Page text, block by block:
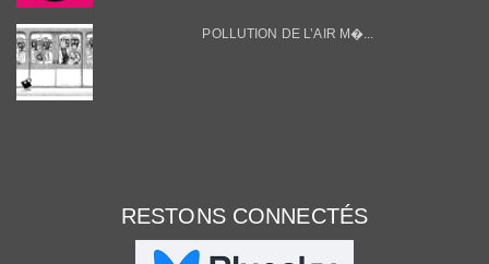
POLLUTION DE L’AIR M�...
RESTONS CONNECTÉS